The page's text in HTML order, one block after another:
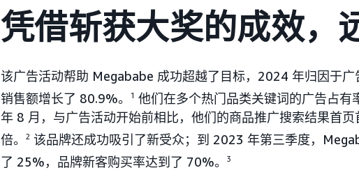
凭借斩获大奖的成效，
该广告活动帮助 Megababe 成功超越了目标，2024 年归因于
销售额增长了 80.9%。
1 他们在多个热门品类关键词的广告占
年 8 月，与广告活动开始前相比，他们的商品推广搜索结果首
倍。
2 该品牌还成功吸引了新受众；到 2023 年第三季度，
了 25%，品牌新客购买率达到了 70%。
3